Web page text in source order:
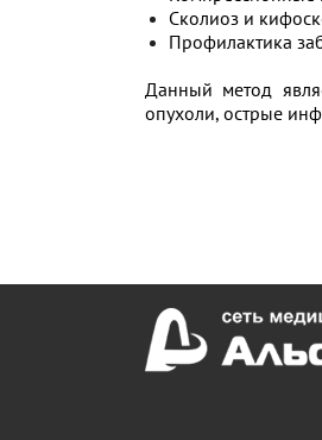
Сколиоз и
Профилактика
Данный метод
опухоли, острые